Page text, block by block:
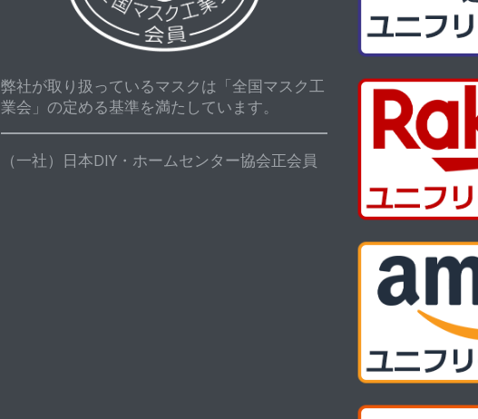
弊社が取り扱っているマスクは「全国マスク工
業会」の定める基準を満たしています。
（一社）日本DIY・ホームセンター協会正会員